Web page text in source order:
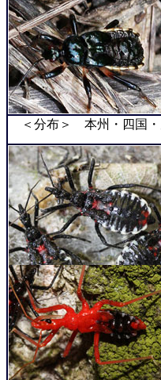
＜分布＞ 本州・四国・